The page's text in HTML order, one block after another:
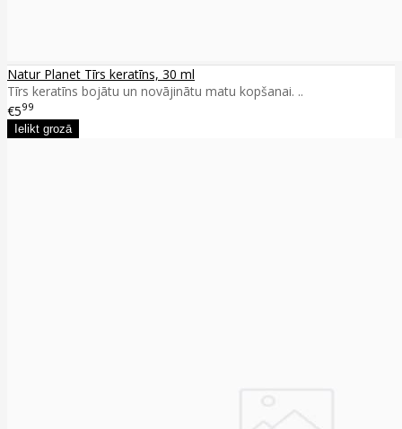
Natur Planet Tīrs keratīns, 30 ml
Tīrs keratīns bojātu un novājinātu matu kopšanai. ..
€599